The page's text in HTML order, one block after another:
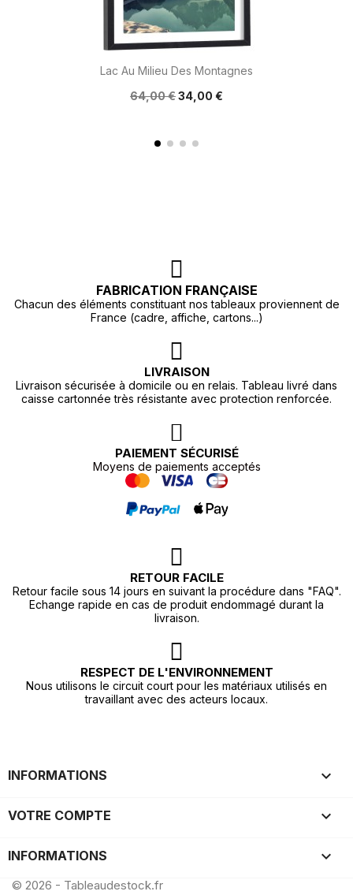
Lac Au Milieu Des Montagnes
64,00 €34,00 €
FABRICATION FRANÇAISE
Chacun des éléments constituant nos tableaux proviennent de
France (cadre, affiche, cartons...)
LIVRAISON
Livraison sécurisée à domicile ou en relais. Tableau livré dans
caisse cartonnée très résistante avec protection renforcée.
PAIEMENT SÉCURISÉ
Moyens de paiements acceptés
RETOUR FACILE
Retour facile sous 14 jours en suivant la procédure dans "FAQ".
Echange rapide en cas de produit endommagé durant la
livraison.
RESPECT DE L'ENVIRONNEMENT
Nous utilisons le circuit court pour les matériaux utilisés en
travaillant avec des acteurs locaux.
INFORMATIONS 
VOTRE COMPTE 
INFORMATIONS keyboard_arrow_down
© 2026 - Tableaudestock.fr